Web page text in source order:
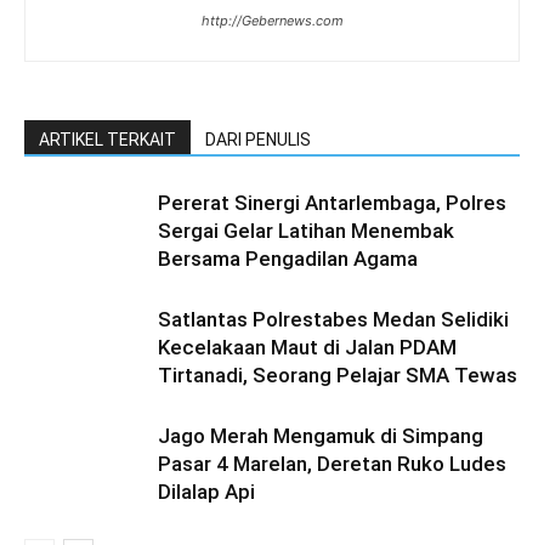
http://Gebernews.com
ARTIKEL TERKAIT DARI PENULIS
Pererat Sinergi Antarlembaga, Polres
Sergai Gelar Latihan Menembak
Bersama Pengadilan Agama
Satlantas Polrestabes Medan Selidiki
Kecelakaan Maut di Jalan PDAM
Tirtanadi, Seorang Pelajar SMA Tewas
Jago Merah Mengamuk di Simpang
Pasar 4 Marelan, Deretan Ruko Ludes
Dilalap Api